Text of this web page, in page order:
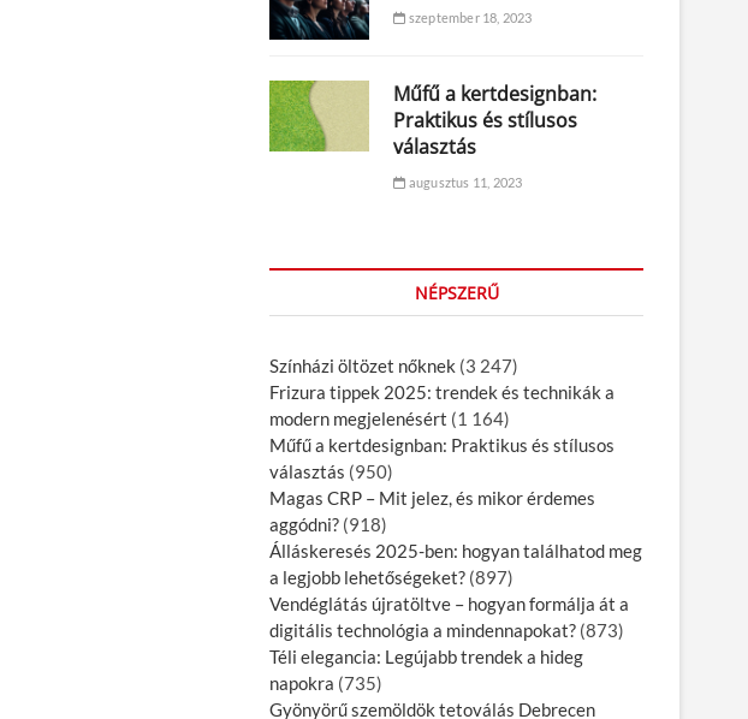
szeptember 18, 2023
Műfű a kertdesignban:
Praktikus és stílusos
választás
augusztus 11, 2023
NÉPSZERŰ
Színházi öltözet nőknek (3 247)
Frizura tippek 2025: trendek és technikák a
modern megjelenésért (1 164)
Műfű a kertdesignban: Praktikus és stílusos
választás (950)
Magas CRP – Mit jelez, és mikor érdemes
aggódni? (918)
Álláskeresés 2025-ben: hogyan találhatod meg
a legjobb lehetőségeket? (897)
Vendéglátás újratöltve – hogyan formálja át a
digitális technológia a mindennapokat? (873)
Téli elegancia: Legújabb trendek a hideg
napokra (735)
Gyönyörű szemöldök tetoválás Debrecen